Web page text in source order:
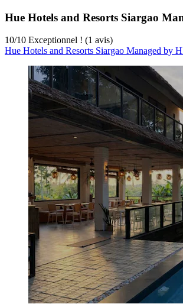
Hue Hotels and Resorts Siargao
10/10 Exceptionnel ! (1 avis)
Hue Hotels and Resorts Siargao Managed by